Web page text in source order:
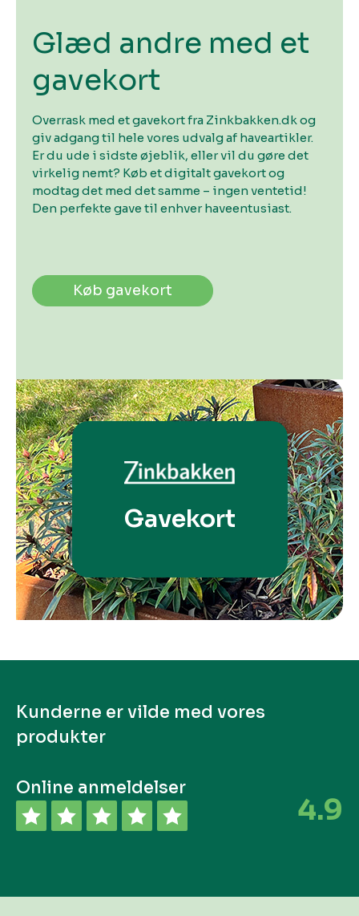
Glæd andre med et
gavekort
Overrask med et gavekort fra Zinkbakken.dk og
giv adgang til hele vores udvalg af haveartikler.
Er du ude i sidste øjeblik, eller vil du gøre det
virkelig nemt? Køb et digitalt gavekort og
modtag det med det samme – ingen ventetid!
Den perfekte gave til enhver haveentusiast.
Køb gavekort
Gavekort
Kunderne er vilde med vores
produkter
Online anmeldelser
4.9